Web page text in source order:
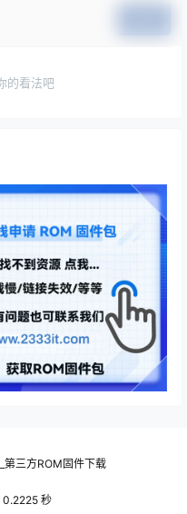
的看法吧
第三方ROM固件下载
0.2225 秒